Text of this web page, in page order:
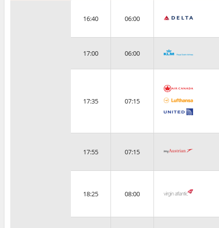
16:40 06:00
17:00 06:00
17:35 07:15
17:55 07:15
18:25 08:00